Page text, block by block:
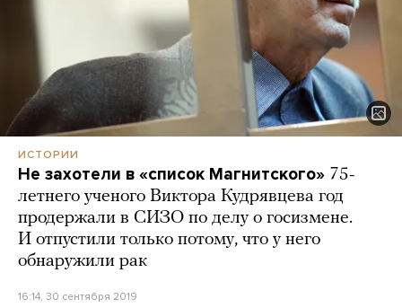
ИСТОРИИ
Не захотели в «список Магнитского» 75-
летнего ученого Виктора Кудрявцева год
продержали в СИЗО по делу о госизмене.
И отпустили только потому, что у него
обнаружили рак
16:14, 30 сентября 2019